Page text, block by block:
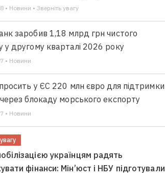
• Новини • Зверніть увагу
заробив 1,18 млрд грн чистого
у другому кварталі 2026 року
• Новини
у ЄС 220 млн євро для підтримки
через блокаду морського експорту
• Новини
українцям радять
фінанси: Мін’юст і НБУ підготували